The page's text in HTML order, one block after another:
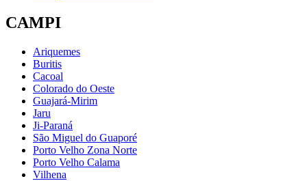
CAMPI
Ariquemes
Buritis
Cacoal
Colorado do Oeste
Guajará-Mirim
Jaru
Ji-Paraná
São Miguel do Guaporé
Porto Velho Zona Norte
Porto Velho Calama
Vilhena